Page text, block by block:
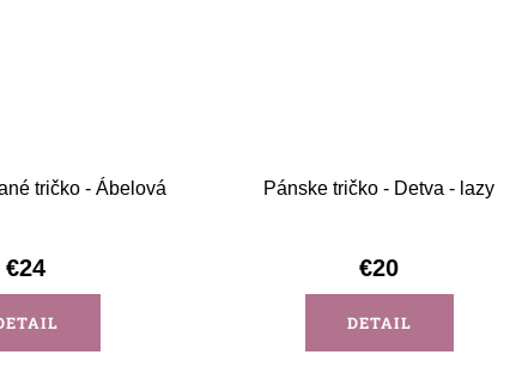
tričko - Ábelová
€24
Pánske tričko - Detva - lazy
€20
DETAIL